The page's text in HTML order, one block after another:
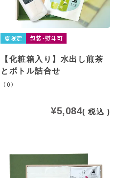
夏限定 包装・熨斗可
【化粧箱入り】水出し煎茶
とボトル詰合せ
（0）
¥5,084 税込